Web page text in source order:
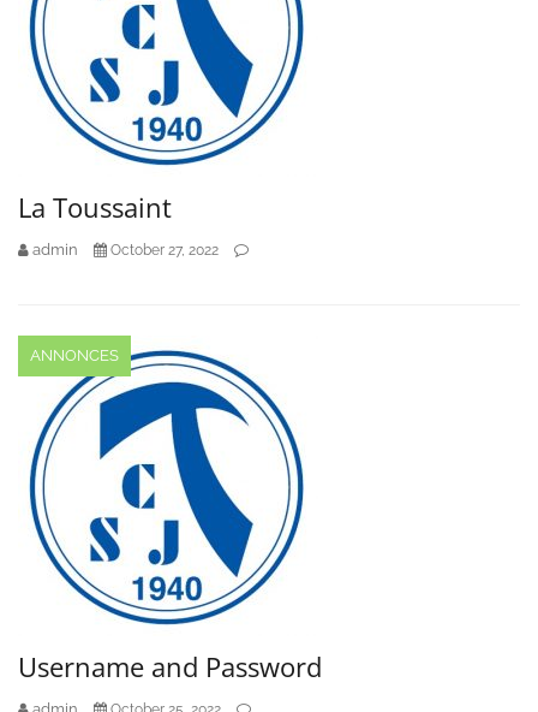
La Toussaint
admin October 27, 2022
ANNONCES
Username and Password